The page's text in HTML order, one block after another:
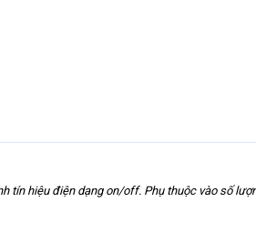
tín hiệu điện dạng on/off. Phụ thuộc vào số